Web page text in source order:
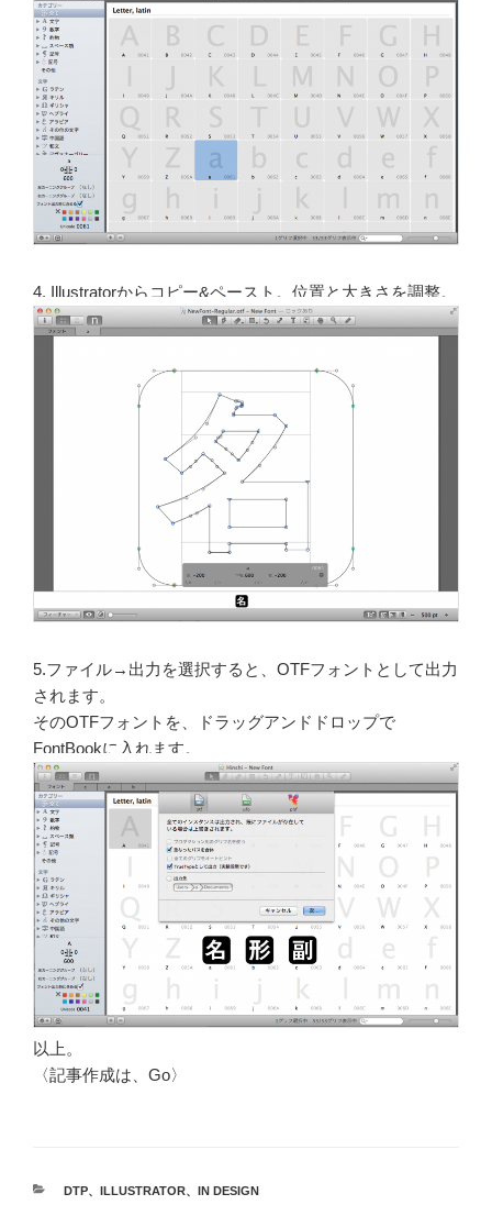
4. Illustratorからコピー&ペースト。 位置と大きさを調整。
5.ファイル→出力を選択すると、OTFフォントとして出力
されます。
そのOTFフォントを、ドラッグアンドドロップで
FontBookに入れます。
以上。
〈記事作成は、Go〉
カ
DTP、 ILLUSTRATOR、 IN DESIGN